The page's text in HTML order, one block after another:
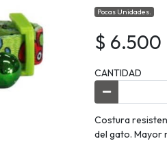
Pocas Unidades.
$ 6.500
CANTIDAD
Costura
del gato. Mayor